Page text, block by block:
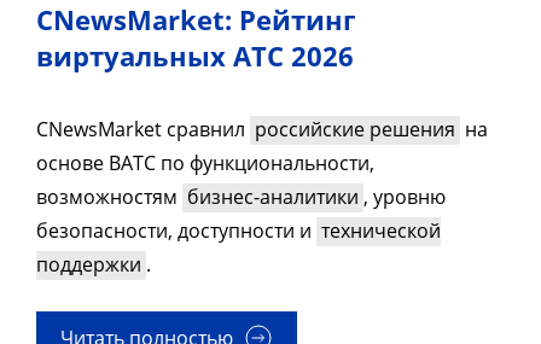
CNewsMarket: Рейтинг
виртуальных АТС 2026
CNewsMarket сравнил российские решения на
основе ВАТС по функциональности,
возможностям бизнес-аналитики , уровню
безопасности, доступности и технической
поддержки .
Читать полностью